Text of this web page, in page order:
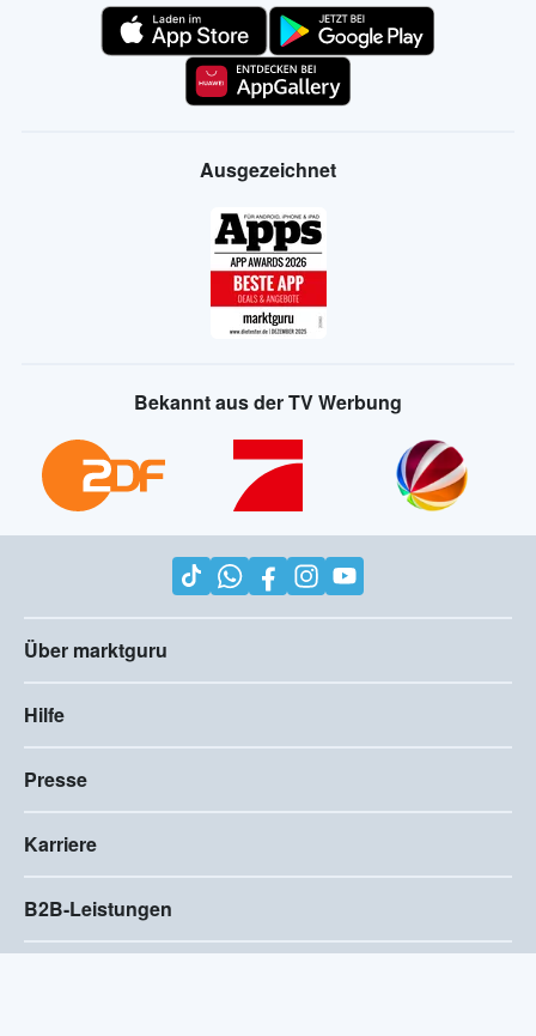
Ausgezeichnet
Bekannt aus der TV Werbung
Über marktguru
Hilfe
Presse
Karriere
B2B-Leistungen